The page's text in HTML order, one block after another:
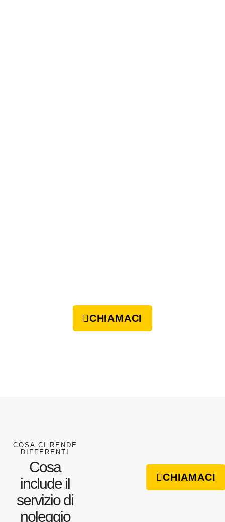
CHIAMACI
COSA CI RENDE
DIFFERENTI
Cosa
include il
servizio di
noleggio
CHIAMACI